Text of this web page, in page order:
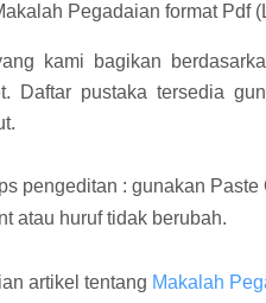
Pegadaian format Pdf
kami bagikan
Daftar pustaka tersedia
pengeditan : gunakan Paste
atau huruf tidak berubah.
artikel tentang Makalah